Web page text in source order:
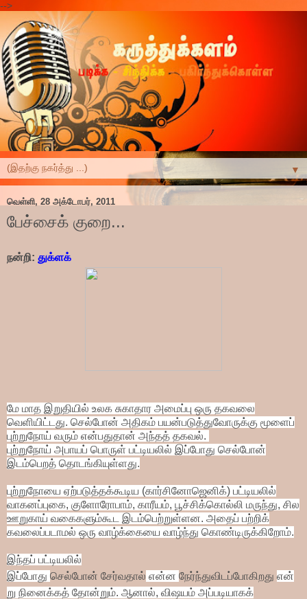
-->
▼
வெள்ளி, 28 அக்டோபர், 2011
பேச்சைக் குறை...
நன்றி: துக்ளக்
மே மாத இறுதியில் உலக சுகாதார அமைப்பு ஒரு தகவலை
வெளியிட்டது. செல்போன் அதிகம் பயன்படுத்துவோருக்கு மூளைப்
புற்றுநோய் வரும் என்பதுதான் அந்தத் தகவல்.
புற்றுநோய் அபாயப் பொருள் பட்டியலில் இப்போது செல்போன்
இடம்பெறத் தொடங்கியுள்ளது.
புற்றுநோயை ஏற்படுத்தக்கூடிய (கார்சினோஜெனிக்) பட்டியலில்
வாகனப்புகை, குளோரோபாம், காரீயம், பூச்சிக்கொல்லி மருந்து, சில
ஊறுகாய் வகைகளும்கூட இடம்பெற்றுள்ளன. அதைப் பற்றிக்
கவலைப்படாமல் ஒரு வாழ்க்கையை வாழ்ந்து கொண்டிருக்கிறோம்.
இந்தப் பட்டியலில்
இப்போது செல்போன் சேர்வதால் என்ன நேர்ந்துவிடப்போகிறது என்
று நினைக்கத் தோன்றும். ஆனால், விஷயம் அப்படியாகக்